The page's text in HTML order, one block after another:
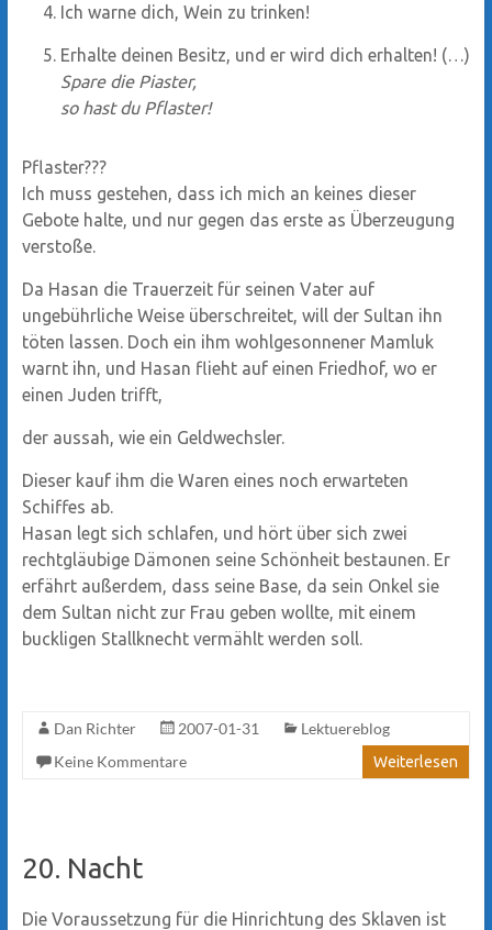
Ich warne dich, Wein zu trinken!
Erhalte deinen Besitz, und er wird dich erhalten! (…)
Spare die Piaster,
so hast du Pflaster!
Pflaster???
Ich muss gestehen, dass ich mich an keines dieser
Gebote halte, und nur gegen das erste as Überzeugung
verstoße.
Da Hasan die Trauerzeit für seinen Vater auf
ungebührliche Weise überschreitet, will der Sultan ihn
töten lassen. Doch ein ihm wohlgesonnener Mamluk
warnt ihn, und Hasan flieht auf einen Friedhof, wo er
einen Juden trifft,
der aussah, wie ein Geldwechsler.
Dieser kauf ihm die Waren eines noch erwarteten
Schiffes ab.
Hasan legt sich schlafen, und hört über sich zwei
rechtgläubige Dämonen seine Schönheit bestaunen. Er
erfährt außerdem, dass seine Base, da sein Onkel sie
dem Sultan nicht zur Frau geben wollte, mit einem
buckligen Stallknecht vermählt werden soll.
Dan Richter 2007-01-31
Lektuereblog
Keine Kommentare
Weiterlesen
20. Nacht
Die Voraussetzung für die Hinrichtung des Sklaven ist